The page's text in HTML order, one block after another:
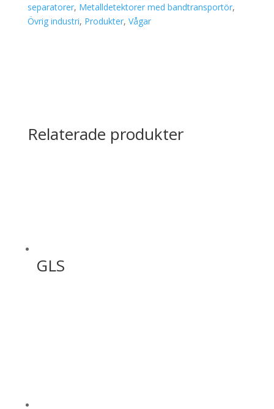
separatorer, Metalldetektorer med bandtransportör,
Övrig industri, Produkter, Vågar
Relaterade produkter
GLS